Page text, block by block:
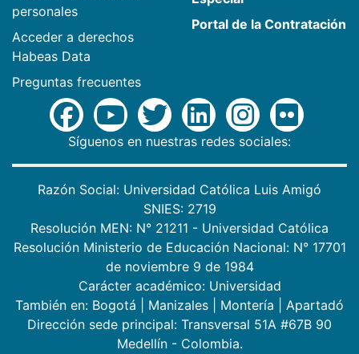
personales
Acceder a derechos
Habeas Data
Preguntas frecuentes
Portal de la Contratación
Síguenos en nuestras redes sociales:
Razón Social: Universidad Católica Luis Amigó
SNIES: 2719
Resolución MEN: N° 21211 - Universidad Católica
Resolución Ministerio de Educación Nacional: N° 17701
de noviembre 9 de 1984
Carácter académico: Universidad
También en: Bogotá Manizales Montería
Apartadó
Dirección sede principal: Transversal 51A #67B 90
Medellín - Colombia.